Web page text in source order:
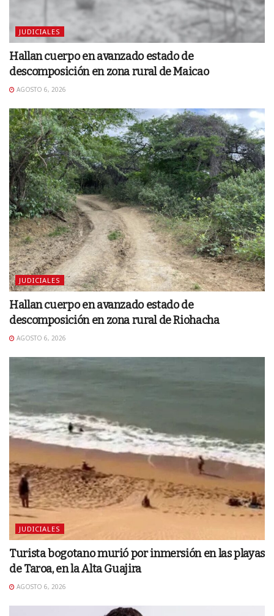
JUDICIALES
Hallan cuerpo en avanzado estado de
descomposición en zona rural de Maicao
AGOSTO 6, 2026
JUDICIALES
Hallan cuerpo en avanzado estado de
descomposición en zona rural de Riohacha
AGOSTO 6, 2026
JUDICIALES
Turista bogotano murió por inmersión en las playas
de Taroa, en la Alta Guajira
AGOSTO 6, 2026